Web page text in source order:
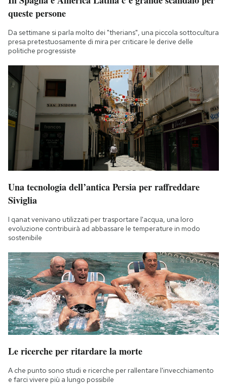
queste persone
Da settimane si parla molto dei "therians", una piccola sottocultura
presa pretestuosamente di mira per criticare le derive delle
politiche progressiste
Una tecnologia dell’antica Persia per raffreddare
Siviglia
I qanat venivano utilizzati per trasportare l'acqua, una loro
evoluzione contribuirà ad abbassare le temperature in modo
sostenibile
Le ricerche per ritardare la morte
A che punto sono studi e ricerche per rallentare l'invecchiamento
e farci vivere più a lungo possibile